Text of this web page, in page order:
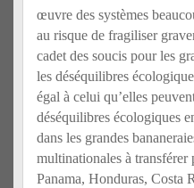
œuvre des systèmes
au risque de fragiliser
cadet des soucis pour les
les déséquilibres
égal à celui qu’elles
déséquilibres écologiques
dans les grandes
multinationales à transférer
Panama, Honduras, Costa